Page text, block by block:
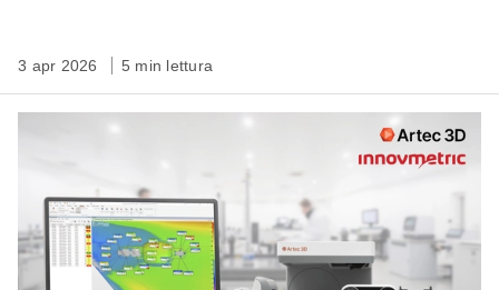
3 apr 2026 5 min lettura